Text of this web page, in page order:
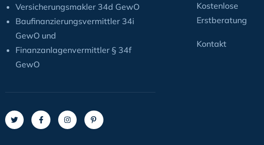
Versicherungsmakler 34d GewO
Baufinanzierungsvermittler 34i
GewO und
Finanzanlagenvermittler § 34f
GewO
Kostenlose
Erstberatung
Kontakt